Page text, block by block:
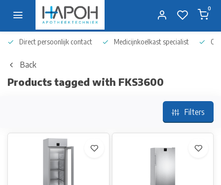
0
Direct persoonlijk contact Medicijnkoelkast specialist Op
Back
Products tagged with FKS3600
Filters